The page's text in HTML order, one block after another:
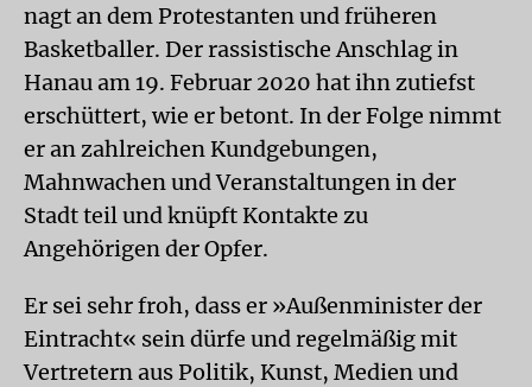
nagt an dem Protestanten und früheren
Basketballer. Der rassistische Anschlag in
Hanau am 19. Februar 2020 hat ihn zutiefst
erschüttert, wie er betont. In der Folge nimmt
er an zahlreichen Kundgebungen,
Mahnwachen und Veranstaltungen in der
Stadt teil und knüpft Kontakte zu
Angehörigen der Opfer.
Er sei sehr froh, dass er »Außenminister der
Eintracht« sein dürfe und regelmäßig mit
Vertretern aus Politik, Kunst, Medien und